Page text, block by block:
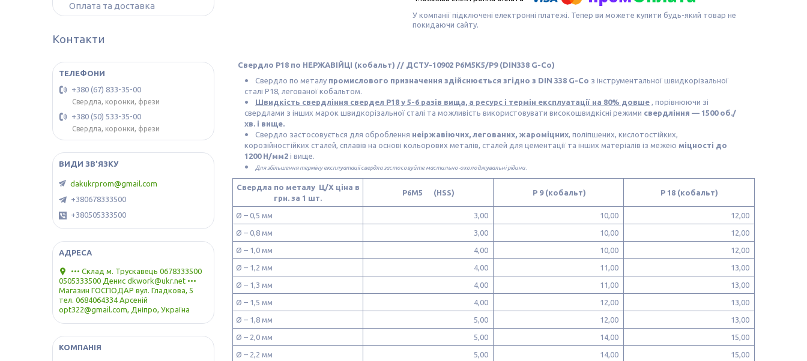
У компанії підключені електронні платежі. Тепер ви можете купити будь-який товар не
покидаючи сайту.
Свердло Р18 по НЕРЖАВІЙЦІ (кобальт) // ДСТУ-10902 Р6М5К5/Р9 (DIN338 G-Co)
Свердло по металу промислового призначення здійснюється згідно з DIN 338 G-Co з інструментальної швидкорізальної
сталі Р18, легованої кобальтом.
Швидкість свердління свердел Р18 у 5-6 разів вища, а ресурс і термін експлуатації на 80% довше , порівнюючи зі
свердлами з інших марок швидкорізальної сталі та можливість використовувати високошвидкісні режими свердління — 1500 об./
хв. і вище.
Свердло застосовується для оброблення неіржавіючих, легованих, жароміцних , поліпшених, кислотостійких,
корозійностійких сталей, сплавів на основі кольорових металів, сталей для цементації та інших матеріалів із межею міцності до
1200 Н/мм2 і вище.
Для збільшення терміну експлуатації свердла застосовуйте мастильно-охолоджувальні рідини.
Свердла по металу Ц/Х ціна в
грн. за 1 шт.
P6M5 (HSS) Р 9 (кобальт) Р 18 (кобальт)
Ø – 0,5 мм 3,00 10,00 12,00
Ø – 0,8 мм 3,00 10,00 12,00
Ø – 1,0 мм 4,00 10,00 12,00
Ø – 1,2 мм 4,00 11,00 13,00
Ø – 1,3 мм 4,00 11,00 13,00
Ø – 1,5 мм 4,00 12,00 13,00
Ø – 1,8 мм 5,00 12,00 13,00
Ø – 2,0 мм 5,00 14,00 15,00
Ø – 2,2 мм 5,00 14,00 15,00
Оплата та доставка
Контакти
+380 (67) 833-35-00
Свердла, коронки, фрези
+380 (50) 533-35-00
Свердла, коронки, фрези
dakukrprom@gmail.com
+380678333500
+380505333500
••• Склад м. Трускавець 0678333500
0505333500 Денис dkwork@ukr.net •••
Магазин ГОСПОДАР вул. Гладкова, 5
тел. 0684064334 Арсеній
opt322@gmail.com, Дніпро, Україна